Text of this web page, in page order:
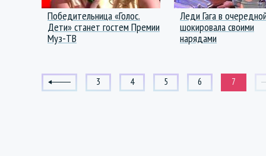
Победительница «Голос.
Дети» станет гостем Премии
Муз-ТВ
Леди Гага в
шокировала своими
нарядами
3 4 5 6 7